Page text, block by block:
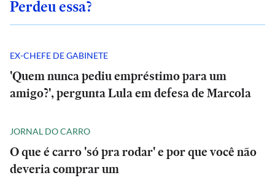
Perdeu essa?
EX-CHEFE DE GABINETE
'Quem nunca pediu empréstimo para um
amigo?', pergunta Lula em defesa de Marcola
JORNAL DO CARRO
O que é carro 'só pra rodar' e por que você não
deveria comprar um